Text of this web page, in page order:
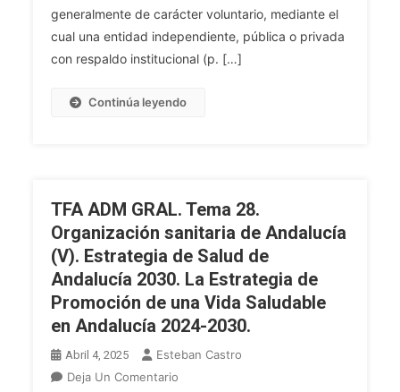
Acreditación
Y
Los
Certificación
Normas
ISO.
El
Modelo
El
Modelo
generalmente de carácter voluntario, mediante el
cual una entidad independiente, pública o privada
con respaldo institucional (p. […]
Continúa leyendo
TFA ADM GRAL. Tema 28.
Organización sanitaria de Andalucía
(V). Estrategia de Salud de
Andalucía 2030. La Estrategia de
Promoción de una Vida Saludable
en Andalucía 2024-2030.
Abril 4, 2025
Esteban Castro
Deja Un Comentario